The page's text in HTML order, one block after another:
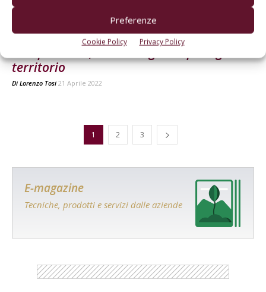
Preferenze
Cookie Policy Privacy Policy
Competitività, la chiave giusta per ogni
territorio
Di Lorenzo Tosi 21 Aprile 2022
1 2 3
E-magazine
Tecniche, prodotti e servizi dalle aziende